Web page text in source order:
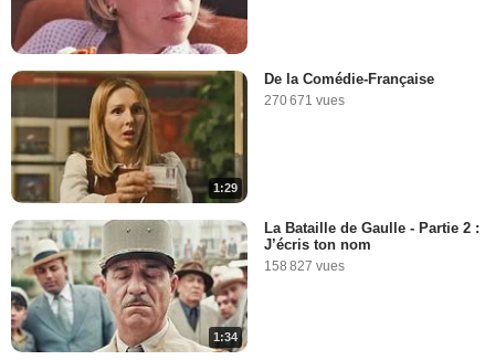
1:29
De la Comédie-Française
270 671 vues
1:34
La Bataille de Gaulle - Partie 2 :
J’écris ton nom
158 827 vues